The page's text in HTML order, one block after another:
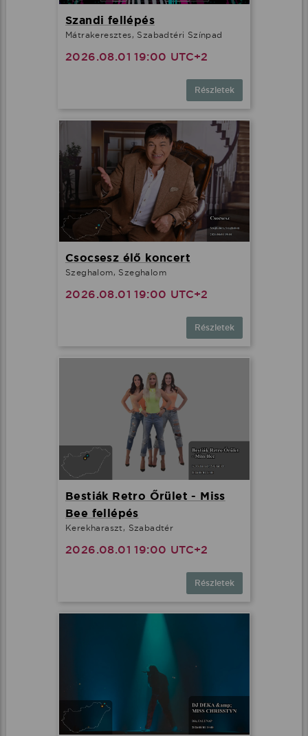
Szandi fellépés
Mátrakeresztes, Szabadtéri Színpad
2026.08.01 19:00 UTC+2
Részletek
Csocsesz élő koncert
Szeghalom, Szeghalom
2026.08.01 19:00 UTC+2
Részletek
Bestiák Retro Őrület - Miss
Bee fellépés
Kerekharaszt, Szabadtér
2026.08.01 19:00 UTC+2
Részletek